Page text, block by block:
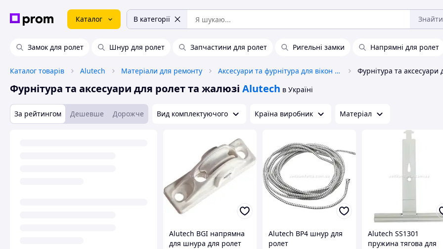
Каталог В категорії Знайти
Замок для ролет Шнур для ролет Запчастини для ролет Ригельні замки Напрямні для ролет
Каталог товарів Alutech Матеріали для ремонту Аксесуари та фурнітура для вікон і дверей
Фурнітура та аксесуари для ролет та жалюзі Alutech в Україні
За рейтингом Дешевше Дорожче Вид комплектуючого Країна виробник Матеріал
Alutech BGI напрямна
для шнура для ролет
Alutech BP4 шнур для
ролет
Alutech SS1301
пружина тягова для